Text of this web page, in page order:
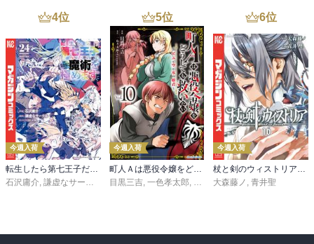
4位
今週入荷
石沢庸介 謙虚なサークル メル。
5位
今週入荷
目黒三吉 一色孝太郎 Parum
6位
今週入荷
大森藤ノ 青井聖